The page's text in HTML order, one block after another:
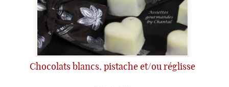
Chocolats blancs, pistache et/ou réglisse